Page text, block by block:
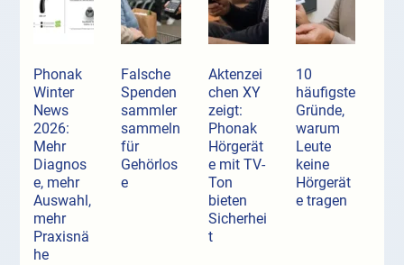
Phonak
Winter
News
2026:
Mehr
Diagnos
e, mehr
Auswahl,
mehr
Praxisnä
he
Falsche
Spenden
sammler
sammeln
für
Gehörlos
e
Aktenzei
chen XY
zeigt:
Phonak
Hörgerät
e mit TV-
Ton
bieten
Sicherhei
t
10
häufigste
Gründe,
warum
Leute
keine
Hörgerät
e tragen